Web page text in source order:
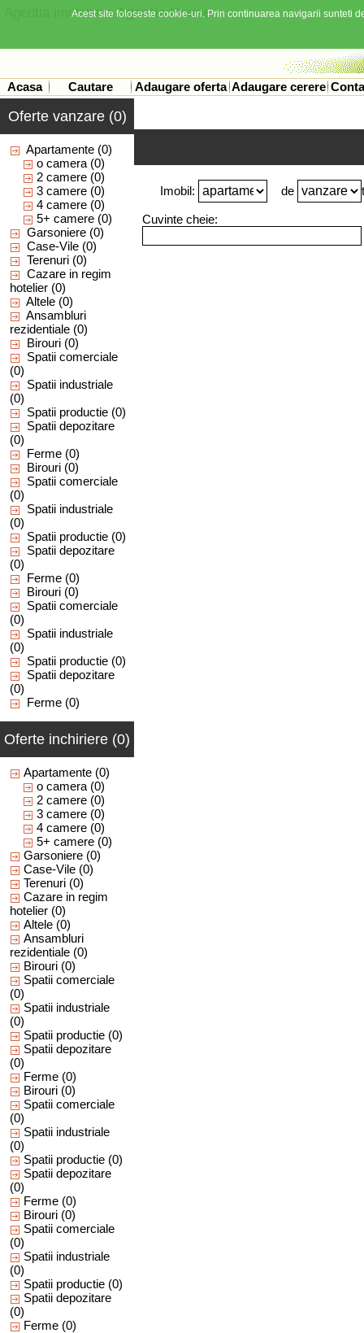
Agentia imobiliara Agentia House
Acasa Cautare Adaugare oferta Adaugare cerere
Oferte vanzare (0)
Apartamente (0)
o camera (0)
2 camere (0)
3 camere (0)
4 camere (0)
5+ camere (0)
Garsoniere (0)
Case-Vile (0)
Terenuri (0)
Cazare in regim
hotelier (0)
Altele (0)
Ansambluri
rezidentiale (0)
Birouri (0)
Spatii comerciale
(0)
Spatii industriale
(0)
Spatii productie (0)
Spatii depozitare
(0)
Ferme (0)
Birouri (0)
Spatii comerciale
(0)
Spatii industriale
(0)
Spatii productie (0)
Spatii depozitare
(0)
Ferme (0)
Birouri (0)
Spatii comerciale
(0)
Spatii industriale
(0)
Spatii productie (0)
Spatii depozitare
(0)
Ferme (0)
Oferte inchiriere (0)
Apartamente (0)
o camera (0)
2 camere (0)
3 camere (0)
4 camere (0)
5+ camere (0)
Garsoniere (0)
Case-Vile (0)
Terenuri (0)
Cazare in regim
hotelier (0)
Altele (0)
Ansambluri
rezidentiale (0)
Birouri (0)
Spatii comerciale
(0)
Spatii industriale
(0)
Spatii productie (0)
Spatii depozitare
(0)
Ferme (0)
Birouri (0)
Spatii comerciale
(0)
Spatii industriale
(0)
Spatii productie (0)
Spatii depozitare
(0)
Ferme (0)
Birouri (0)
Spatii comerciale
(0)
Spatii industriale
(0)
Spatii productie (0)
Spatii depozitare
(0)
Ferme (0)
Imobil: de
Cuvinte cheie:
Acest site foloseste cookie-uri. Prin continuarea navigarii sunteti